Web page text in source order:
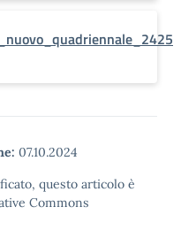
07.10.2024
questo articolo è
Commons